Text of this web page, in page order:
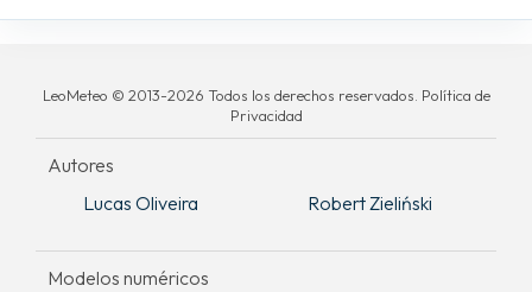
LeoMeteo © 2013-2026 Todos los derechos reservados. Política de
Privacidad
Autores
Lucas Oliveira
Robert Zieliński
Modelos numéricos